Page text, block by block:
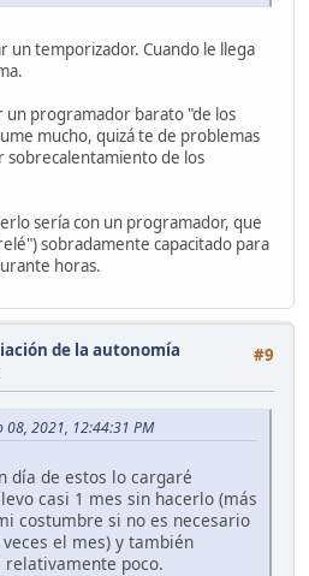
un temporizador. Cuando le llega
un programador barato "de los
mucho, quizá te de problemas
de los
sería con un programador, que
sobradamente capacitado para
horas.
#9
de la autonomía
08, 2021, 12:44:31 PM
día de estos lo cargaré
casi 1 mes sin hacerlo (más
costumbre si no es necesario
el mes) y también
relativamente poco.